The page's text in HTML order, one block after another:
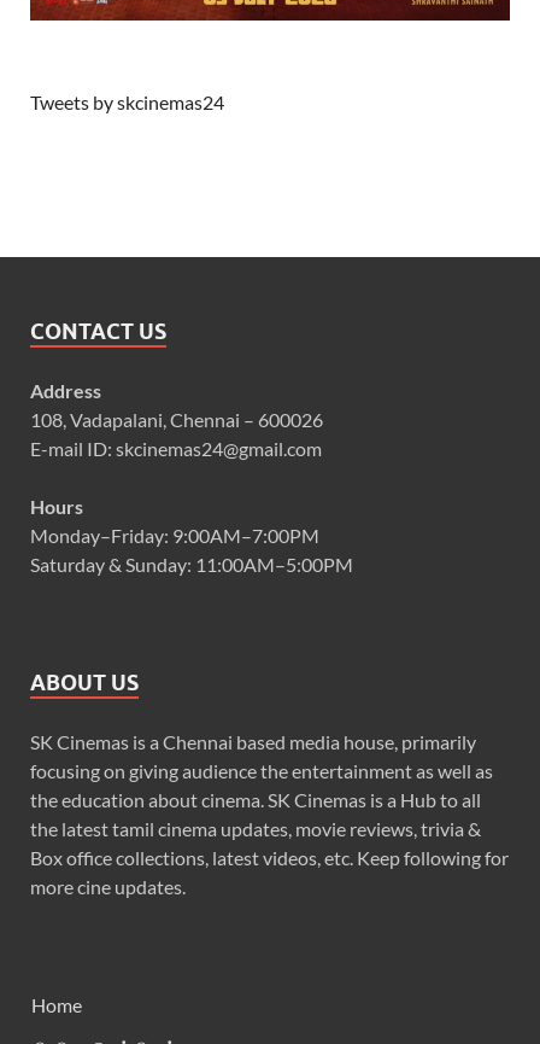
Tweets by skcinemas24
CONTACT US
Address
108, Vadapalani, Chennai – 600026
E-mail ID: skcinemas24@gmail.com
Hours
Monday–Friday: 9:00AM–7:00PM
Saturday & Sunday: 11:00AM–5:00PM
ABOUT US
SK Cinemas is a Chennai based media house, primarily
focusing on giving audience the entertainment as well as
the education about cinema. SK Cinemas is a Hub to all
the latest tamil cinema updates, movie reviews, trivia &
Box office collections, latest videos, etc. Keep following for
more cine updates.
Home